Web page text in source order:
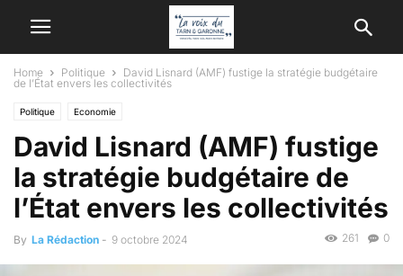
Home Politique
David Lisnard (AMF) fustige la stratégie budgétaire
de l’État envers les collectivités
Politique Economie
David Lisnard (AMF) fustige
la stratégie budgétaire de
l’État envers les collectivités
By La Rédaction - 9 octobre 2024 0
261